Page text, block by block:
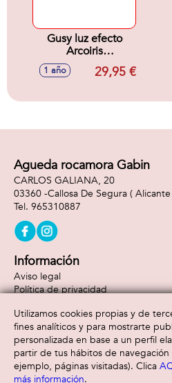
Gusy luz efecto
Arcoiris
33,5X34,5X10,7Cm
1 año 29,95 €
Agueda rocamora Gabin
CARLOS GALIANA, 20
03360 -Callosa De Segura ( Alicante
965310887
Información
Aviso legal
Política de privacidad
Formas de pago
Utilizamos cookies propias y de
fines analíticos y para mostrarte
personalizada en base a un perfil
partir de tus hábitos de navegación
ejemplo, páginas visitadas). Clica
más información.